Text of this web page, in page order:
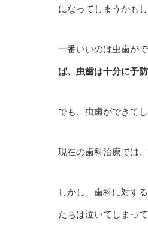
になってしまうかもし
一番いいのは虫歯が
ば、虫歯は十分に予
でも、虫歯ができて
現在の歯科治療では、
しかし、歯科に対す
たちは泣いてしまって